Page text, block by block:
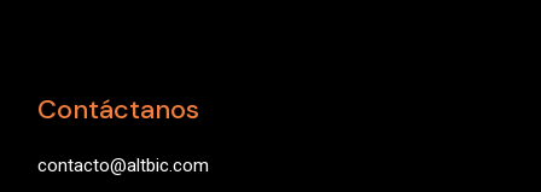
Contáctanos
contacto@altbic.com